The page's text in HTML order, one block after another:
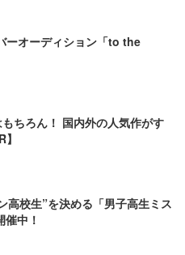
ーオーディション「to the
ちろん！ 国内外の人気作がす
高校生”を決める「男子高生ミス
中！